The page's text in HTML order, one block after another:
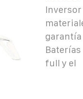
Inversor
garantía
Baterías
full y el